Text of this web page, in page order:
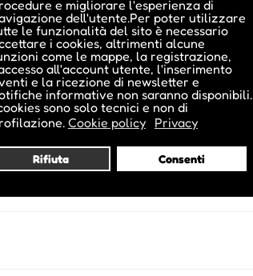
e migliorare l'esperienza di
dell'utente.Per poter utilizzare
le funzionalità del sito è necessario
i cookies, altrimenti alcune
come le mappe, la registrazione,
all'account utente, l'inserimento
e la ricezione di newsletter e
informative non saranno disponibili.
sono solo tecnici e non di
Cookie policy Privacy
Rifiuta Consenti
in lingua italiana del Comune di
Laives. Con il sostegno del Comune di
di Bolzano.